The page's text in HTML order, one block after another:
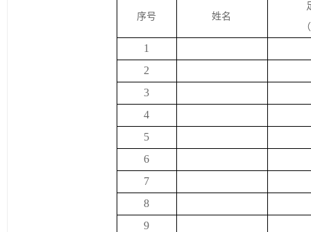
序号 姓名
（
1
2
3
4
5
6
7
8
9